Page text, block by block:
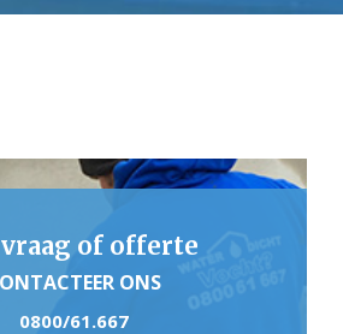
vraag of offerte
ONS
0800/61.667